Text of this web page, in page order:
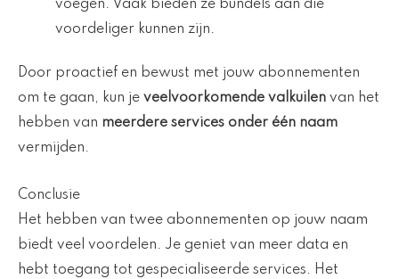
voegen. Vaak bieden ze bundels aan die
voordeliger kunnen zijn.
Door proactief en bewust met jouw abonnementen
om te gaan, kun je veelvoorkomende valkuilen van het
hebben van meerdere services onder één naam
vermijden.
Conclusie
Het hebben van twee abonnementen op jouw naam
biedt veel voordelen. Je geniet van meer data en
hebt toegang tot gespecialiseerde services. Het